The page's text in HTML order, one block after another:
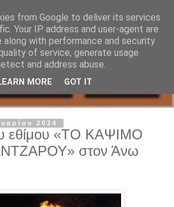
2024
εθίμου «ΤΟ ΚΑΨΙΜΟ
στον Άνω
from Google to deliver its services
Your IP address and user-agent are
along with performance and security
of service, generate usage
and address abuse.
MORE GOT IT